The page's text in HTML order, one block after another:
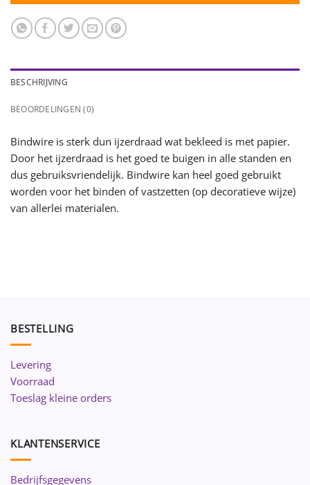
BESCHRIJVING
BEOORDELINGEN (0)
Bindwire is sterk dun ijzerdraad wat bekleed is met papier.
Door het ijzerdraad is het goed te buigen in alle standen en
dus gebruiksvriendelijk. Bindwire kan heel goed gebruikt
worden voor het binden of vastzetten (op decoratieve wijze)
van allerlei materialen.
BESTELLING
Levering
Voorraad
Toeslag kleine orders
KLANTENSERVICE
Bedrijfsgegevens